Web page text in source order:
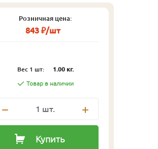
Розничная цена:
843 ₽/шт
Вес 1 шт: 1.00 кг.
Товар в наличии
1 шт.
Купить